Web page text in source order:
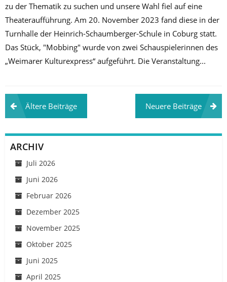
zu der Thematik zu suchen und unsere Wahl fiel auf eine
Theateraufführung. Am 20. November 2023 fand diese in der
Turnhalle der Heinrich-Schaumberger-Schule in Coburg statt.
Das Stück, "Mobbing" wurde von zwei Schauspielerinnen des
„Weimarer Kulturexpress“ aufgeführt. Die Veranstaltung...
Beitragsnavigation
Ältere Beiträge Neuere Beiträge
ARCHIV
Juli 2026
Juni 2026
Februar 2026
Dezember 2025
November 2025
Oktober 2025
Juni 2025
April 2025